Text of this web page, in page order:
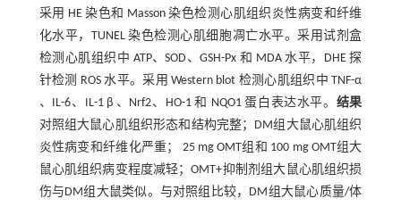
采用 HE 染色和 Masson 染色检测心肌组织炎性病变和纤维
化水平，TUNEL 染色检测心肌细胞凋亡水平。采用试剂盒
检测心肌组织中 ATP、SOD、GSH-Px 和 MDA 水平，DHE 探
针检测 ROS 水平。采用 Western blot 检测心肌组织中 TNF-α
、IL-6、IL-1 β 、Nrf2、HO-1 和 NQO1 蛋白表达水平。 结果
对照组大鼠心肌组织形态和结构完整；DM组大鼠心肌组织
炎性病变和纤维化严重； 25 mg OMT组和 100 mg OMT组大
鼠心肌组织病变程度减轻；OMT+抑制剂组大鼠心肌组织损
伤与DM组大鼠类似。与对照组比较，DM组大鼠心质量/体